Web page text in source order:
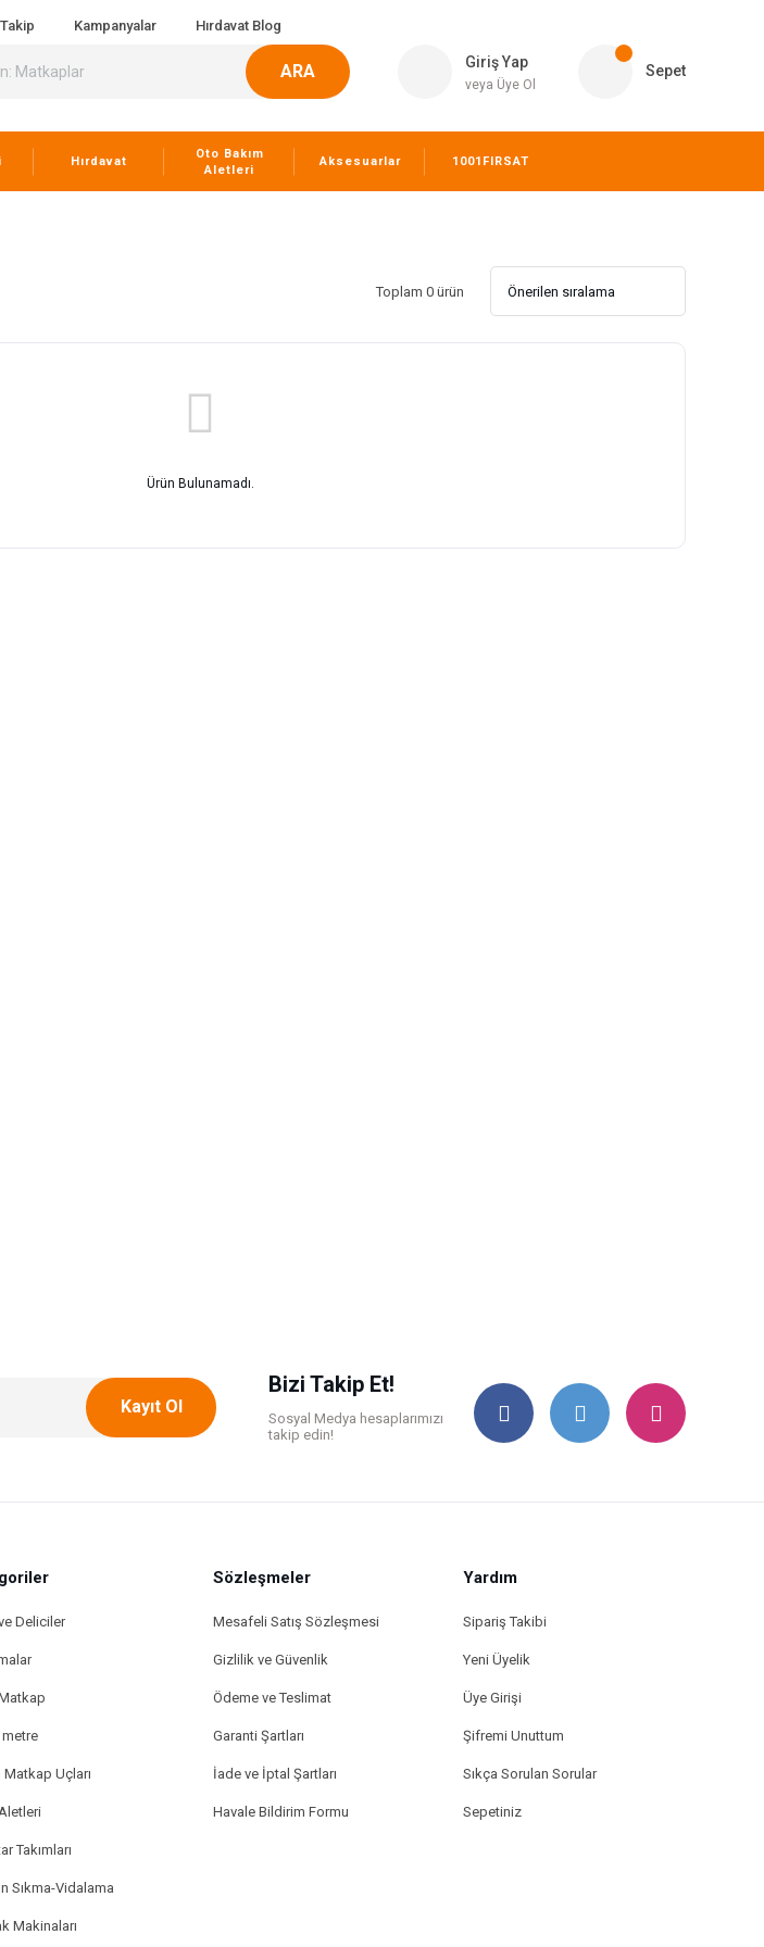
Kampanyalar Hırdavat Blog
ARA Giriş Yap
veya Üye Ol
Sepet
Hırdavat
Oto Bakım
Aletleri
Aksesuarlar 1001FIRSAT
Toplam 0 ürün
Ürün Bulunamadı.
Kayıt Ol
Bizi Takip Et!
Sosyal Medya hesaplarımızı
takip edin!
ve Deliciler
Matkap Uçları
Takımları
Sıkma-Vidalama
Makinaları
Sözleşmeler
Mesafeli Satış Sözleşmesi
Gizlilik ve Güvenlik
Ödeme ve Teslimat
Garanti Şartları
İade ve İptal Şartları
Havale Bildirim Formu
Yardım
Sipariş Takibi
Yeni Üyelik
Üye Girişi
Şifremi Unuttum
Sıkça Sorulan Sorular
Sepetiniz